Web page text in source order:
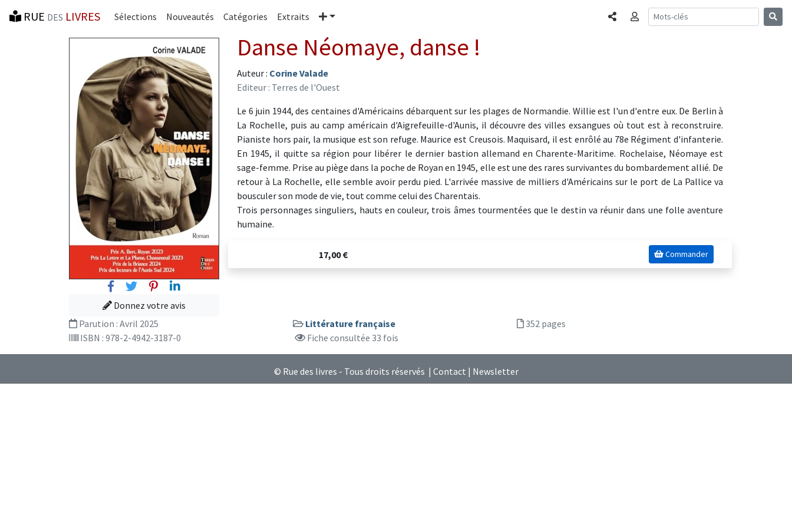
RUE DES LIVRES Sélections Nouveautés Catégories Extraits Plus PartagerConnexion
FacebookTwitterPinterest
Linkedin
Donnez votre avis
Danse Néomaye, danse !
Auteur : Corine Valade
Editeur : Terres de l'Ouest
Le 6 juin 1944, des centaines d'Américains débarquent sur les plages de Normandie. Willie est l'un d'entre eux. De Berlin à
La Rochelle, puis au camp américain d'Aigrefeuille-d'Aunis, il découvre des villes exsangues où tout est à reconstruire.
Pianiste hors pair, la musique est son refuge. Maurice est Creusois. Maquisard, il est enrôlé au 78e Régiment d'infanterie.
En 1945, il quitte sa région pour libérer le dernier bastion allemand en Charente-Maritime. Rochelaise, Néomaye est
sage-femme. Prise au piège dans la poche de Royan en 1945, elle est une des rares survivantes du bombardement allié. De
retour à La Rochelle, elle semble avoir perdu pied. L'arrivée massive de milliers d'Américains sur le port de La Pallice va
bousculer son mode de vie, tout comme celui des Charentais.
Trois personnages singuliers, hauts en couleur, trois âmes tourmentées que le destin va réunir dans une folle aventure
humaine.
17,00 € Commander
Parution : Avril 2025 Littérature française
352 pages
ISBN : 978-2-4942-3187-0
Fiche consultée 33 fois
© Rue des livres - Tous droits réservés | Contact | Newsletter